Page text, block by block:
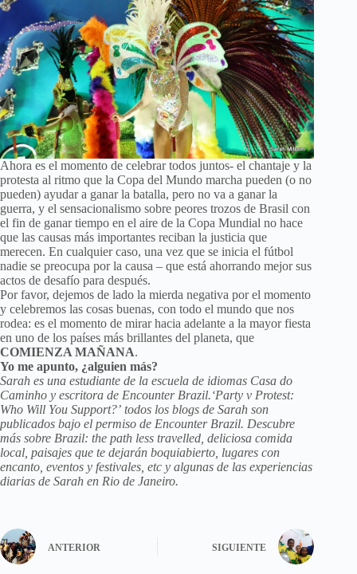
Ahora es el momento de celebrar todos juntos- el chantaje y la
protesta al ritmo que la Copa del Mundo marcha pueden (o no
pueden) ayudar a ganar la batalla, pero no va a ganar la
guerra, y el sensacionalismo sobre peores trozos de Brasil con
el fin de ganar tiempo en el aire de la Copa Mundial no hace
que las causas más importantes reciban la justicia que
merecen. En cualquier caso, una vez que se inicia el fútbol
nadie se preocupa por la causa – que está ahorrando mejor sus
actos de desafío para después.
Por favor, dejemos de lado la mierda negativa por el momento
y celebremos las cosas buenas, con todo el mundo que nos
rodea: es el momento de mirar hacia adelante a la mayor fiesta
en uno de los países más brillantes del planeta, que
COMIENZA MAÑANA.
Yo me apunto, ¿alguien más?
Sarah es una estudiante de la escuela de idiomas Casa do
Caminho y escritora de Encounter Brazil.‘Party v Protest:
Who Will You Support?’ todos los blogs de Sarah son
publicados bajo el permiso de Encounter Brazil. Descubre
más sobre Brazil: the path less travelled , deliciosa comida
local, paisajes que te dejarán boquiabierto, lugares con
encanto, eventos y festivales, etc y algunas de las experiencias
diarias de Sarah en Rio de Janeiro.
ANTERIOR SIGUIENTE